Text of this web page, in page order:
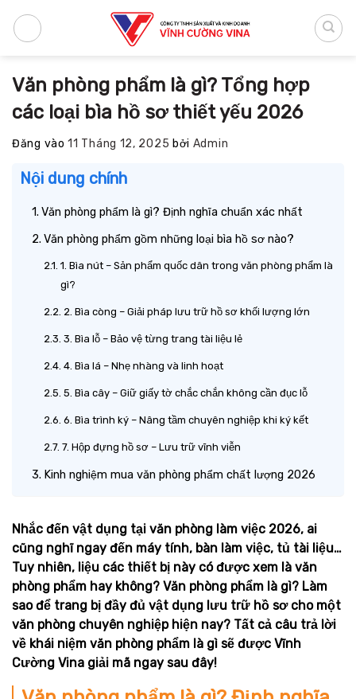
qua
Văn phòng phẩm là gì? Tổng hợp
các loại bìa hồ sơ thiết yếu 2026
Đăng vào11 Tháng 12, 2025 bởi Admin
Nội dung chính
Văn phòng phẩm là gì? Định nghĩa chuẩn xác nhất
Văn phòng phẩm gồm những loại bìa hồ sơ nào?
1. Bìa nút – Sản phẩm quốc dân trong văn phòng phẩm là
gì?
2. Bìa còng – Giải pháp lưu trữ hồ sơ khối lượng lớn
3. Bìa lỗ – Bảo vệ từng trang tài liệu lẻ
4. Bìa lá – Nhẹ nhàng và linh hoạt
5. Bìa cây – Giữ giấy tờ chắc chắn không cần đục lỗ
6. Bìa trình ký – Nâng tầm chuyên nghiệp khi ký kết
7. Hộp đựng hồ sơ – Lưu trữ vĩnh viễn
Kinh nghiệm mua văn phòng phẩm chất lượng 2026
Nhắc đến vật dụng tại văn phòng làm việc 2026, ai
cũng nghĩ ngay đến máy tính, bàn làm việc, tủ tài liệu…
Tuy nhiên, liệu các thiết bị này có được xem là văn
phòng phẩm hay không? Văn phòng phẩm là gì? Làm
sao để trang bị đầy đủ vật dụng lưu trữ hồ sơ cho một
văn phòng chuyên nghiệp hiện nay? Tất cả câu trả lời
về khái niệm văn phòng phẩm là gì sẽ được Vĩnh
Cường Vina giải mã ngay sau đây!